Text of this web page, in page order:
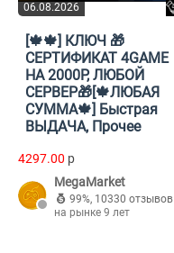
06.08.2026
[🍁🍁] КЛЮЧ 🎁
СЕРТИФИКАТ 4GAME
НА 2000Р, ЛЮБОЙ
СЕРВЕР🎁[🍁ЛЮБАЯ
СУММА🍁] Быстрая
ВЫДАЧА, Прочее
4297.00 p
MegaMarket
99%, 10330 отзывов
на рынке 9 лет